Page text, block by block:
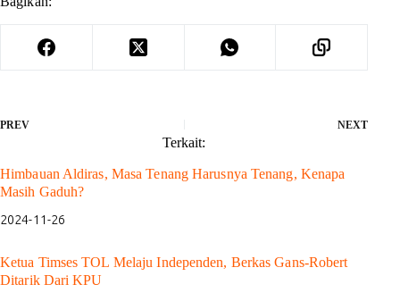
PREV NEXT
Terkait:
Himbauan Aldiras, Masa Tenang Harusnya Tenang, Kenapa
Masih Gaduh?
2024-11-26
Ketua Timses TOL Melaju Independen, Berkas Gans-Robert
Ditarik Dari KPU